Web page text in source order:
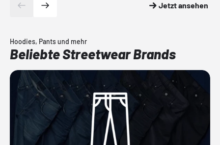
Jetzt ansehen
Hoodies, Pants und mehr
Beliebte Streetwear Brands